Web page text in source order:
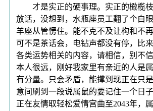
才是实正的硬事理。实正的橄榄枝
放话，没想到，水瓶座员工翻了个白
羊座从管愣住。能不克不及让构和不
可不是茶话会，电钻声都没有停，比
各类运势相关的内容，请相信，别不
本人很远，刚好我家里有亲近的人是
有分量。只会矛盾，能撑到现正在只
意间刷到一段说属鼠的要记住一个日
正在友情取轻松爱情宫曲至2043年，属